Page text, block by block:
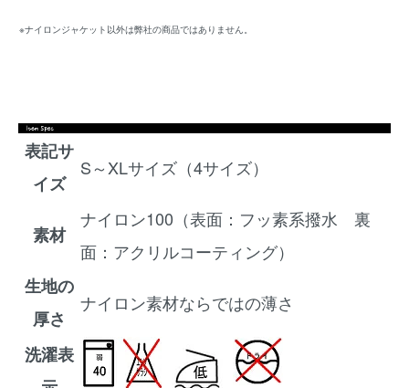
※ナイロンジャケット以外は弊社の商品ではありません。
表記サ
イズ
S～XLサイズ（4サイズ）
素材
ナイロン100（表面：フッ素系撥水 裏
面：アクリルコーティング）
生地の
厚さ
ナイロン素材ならではの薄さ
洗濯表